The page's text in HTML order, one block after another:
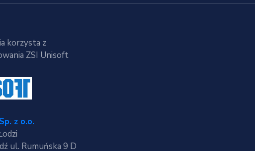
korzysta z
ZSI Unisoft
z o.o.
ul. Rumuńska 9 D